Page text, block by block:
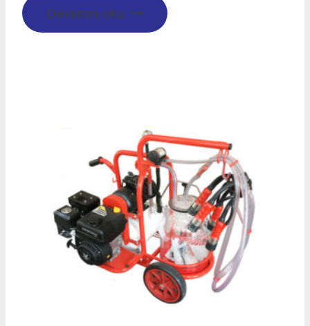
Devamını oku